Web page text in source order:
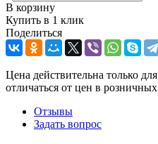
В корзину
Купить в 1 клик
Поделиться
Цена действительна только
отличаться от цен в
Отзывы
Задать вопрос